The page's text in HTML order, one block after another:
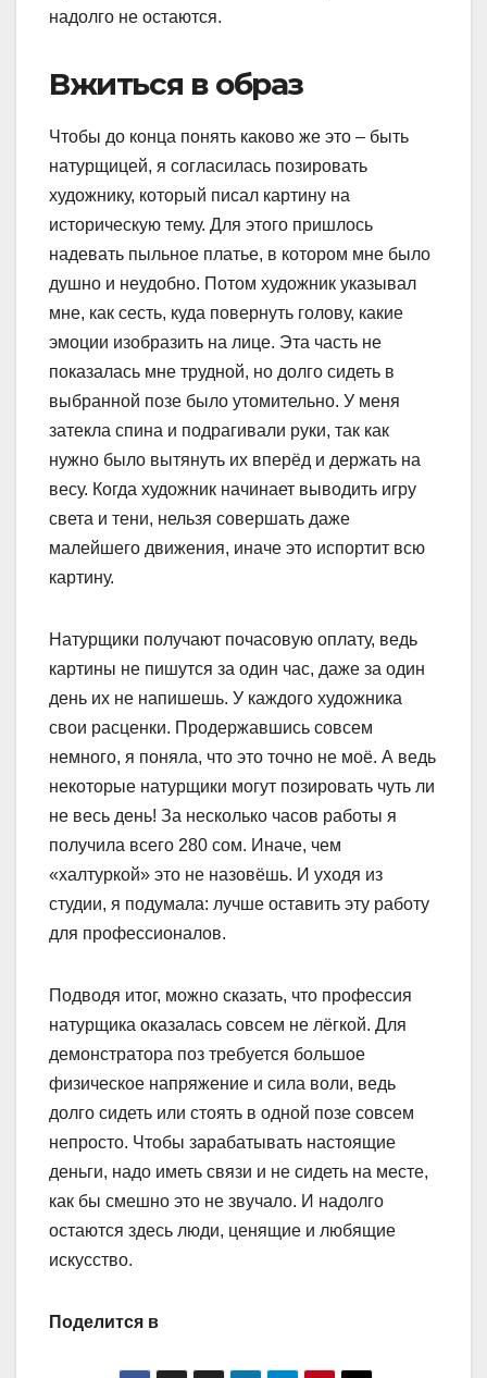
надолго не остаются.
Вжиться в образ
Чтобы до конца понять каково же это – быть
натурщицей, я согласилась позировать
художнику, который писал картину на
историческую тему. Для этого пришлось
надевать пыльное платье, в котором мне было
душно и неудобно. Потом художник указывал
мне, как сесть, куда повернуть голову, какие
эмоции изобразить на лице. Эта часть не
показалась мне трудной, но долго сидеть в
выбранной позе было утомительно. У меня
затекла спина и подрагивали руки, так как
нужно было вытянуть их вперёд и держать на
весу. Когда художник начинает выводить игру
света и тени, нельзя совершать даже
малейшего движения, иначе это испортит всю
картину.
Натурщики получают почасовую оплату, ведь
картины не пишутся за один час, даже за один
день их не напишешь. У каждого художника
свои расценки. Продержавшись совсем
немного, я поняла, что это точно не моё. А ведь
некоторые натурщики могут позировать чуть ли
не весь день! За несколько часов работы я
получила всего 280 сом. Иначе, чем
«халтуркой» это не назовёшь. И уходя из
студии, я подумала: лучше оставить эту работу
для профессионалов.
Подводя итог, можно сказать, что профессия
натурщика оказалась совсем не лёгкой. Для
демонстратора поз требуется большое
физическое напряжение и сила воли, ведь
долго сидеть или стоять в одной позе совсем
непросто. Чтобы зарабатывать настоящие
деньги, надо иметь связи и не сидеть на месте,
как бы смешно это не звучало. И надолго
остаются здесь люди, ценящие и любящие
искусство.
Поделится в